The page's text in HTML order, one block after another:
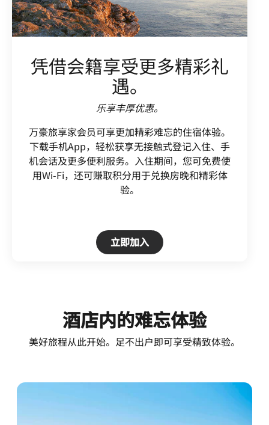
凭借会籍享受更多精彩礼
遇。
乐享丰厚优惠。
万豪旅享家会员可享更加精彩难忘的住宿体验。
下载手机App，轻松获享无接触式登记入住、手
机会话及更多便利服务。入住期间，您可免费使
用Wi-Fi，还可赚取积分用于兑换房晚和精彩体
验。
立即加入Open in New Tab
酒店内的难忘体验
美好旅程从此开始。足不出户即可享受精致体验。